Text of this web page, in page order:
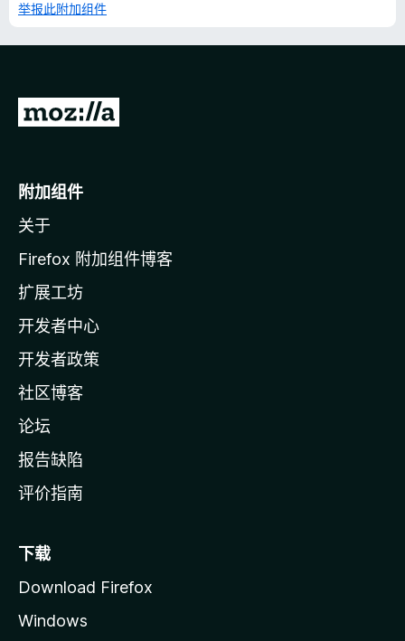
举报此附加组件
转
o
i
l
a
主
页
附加组件
关于
Firefox 附加组件博客
扩展工坊
开发者中心
开发者政策
社区博客
论坛
报告缺陷
评价指南
下载
Download Firefox
Windows